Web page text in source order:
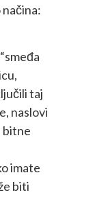
taj
naslovi
bitne
imate
biti